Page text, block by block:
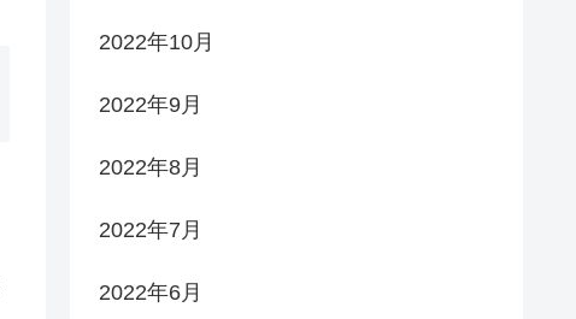
2022年10月
2022年9月
2022年8月
2022年7月
2022年6月